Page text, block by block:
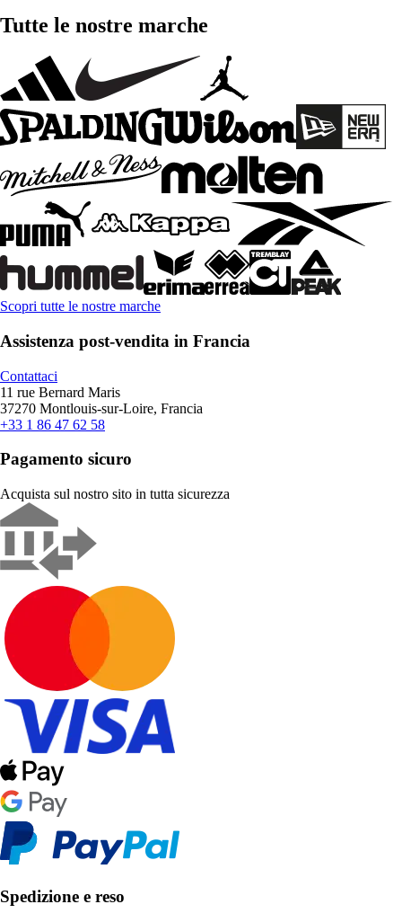
Tutte le nostre marche
Scopri tutte le nostre marche
Assistenza post-vendita in Francia
Contattaci
11 rue Bernard Maris
37270 Montlouis-sur-Loire, Francia
+33 1 86 47 62 58
Pagamento sicuro
Acquista sul nostro sito in tutta sicurezza
Spedizione e reso